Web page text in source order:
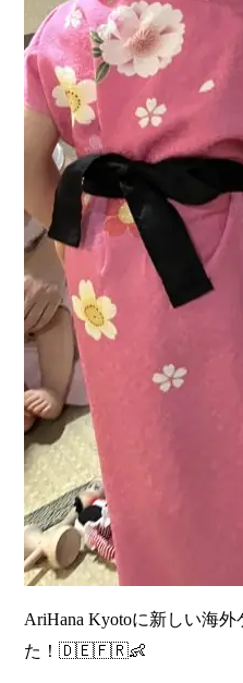
AriHana Kyotoに新しい海
た！🇩🇪🇫🇷👶